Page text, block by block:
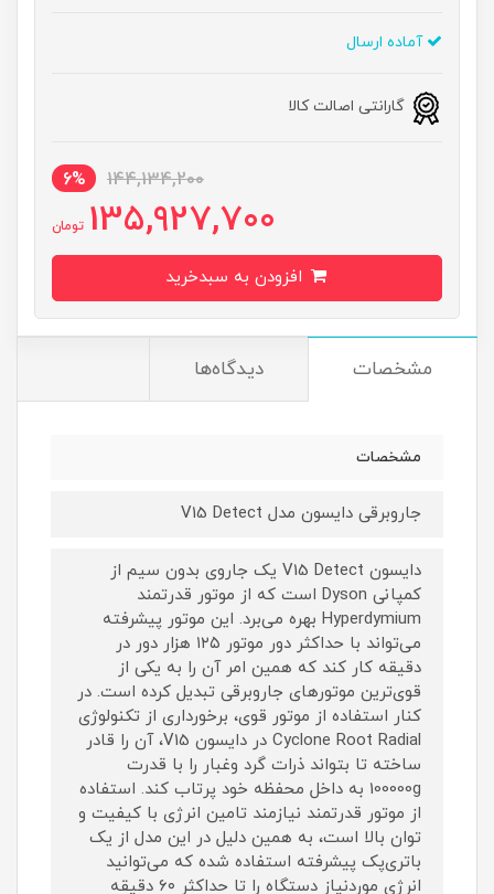
آماده ارسال
گارانتی اصالت کالا
144,134,200
6%
135,927,700 تومان
مشخصات دیدگاه‌ها
مشخصات
جاروبرقی دایسون مدل V15 Detect
دایسون V15 Detect یک جاروی بدون سیم از
کمپانی Dyson است که از موتور قدرتمند
Hyperdymium بهره می‌برد. این موتور پیشرفته
می‌تواند با حداکثر دور موتور ۱۲۵ هزار دور در
دقیقه کار کند که همین امر آن را به یکی از
قوی‌ترین موتورهای جاروبرقی تبدیل کرده است. در
کنار استفاده از موتور قوی، برخورداری از تکنولوژی
Cyclone Root Radial در دایسون V15، آن را قادر
ساخته تا بتواند ذرات گرد وغبار را با قدرت
100000g به داخل محفظه خود پرتاب کند. استفاده
از موتور قدرتمند نیازمند تامین انرژی با کیفیت و
توان بالا است، به همین دلیل در این مدل از یک
باتری‌پک پیشرفته استفاده شده که می‌توانید
انرژی موردنیاز دستگاه را تا حداکثر ۶۰ دقیقه